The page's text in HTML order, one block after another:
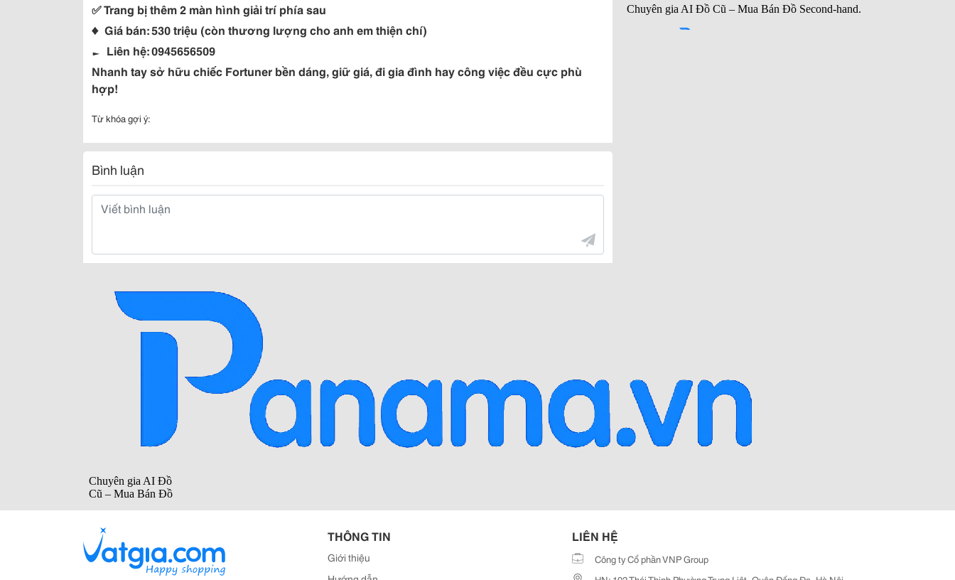
✅ Trang bị thêm 2 màn hình giải trí phía sau
♦ Giá bán: 530 triệu (còn thương lượng cho anh em thiện chí)
► Liên hệ: 0945656509
Nhanh tay sở hữu chiếc Fortuner bền dáng, giữ giá, đi gia đình hay công việc đều cực phù
hợp!
Từ khóa gợi ý:
Bình luận
THÔNG TIN
Giới thiệu
LIÊN HỆ
Công ty Cổ phần VNP Group